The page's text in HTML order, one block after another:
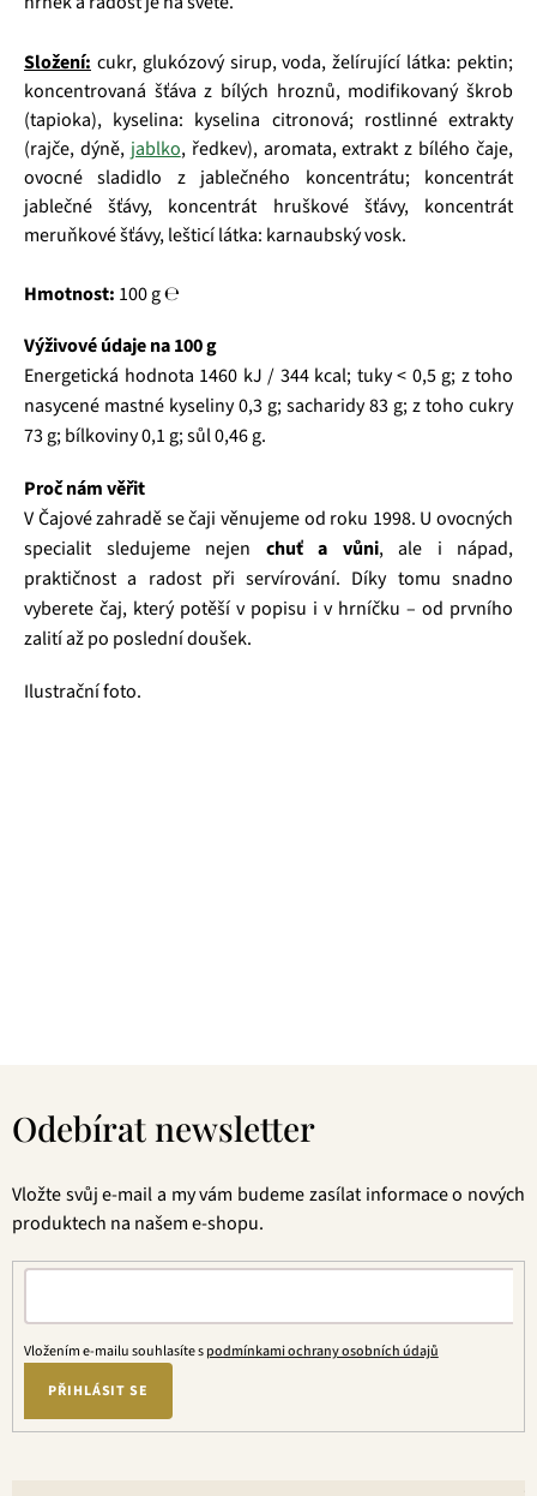
Složení: cukr, glukózový sirup, voda, želírující látka: pektin;
koncentrovaná šťáva z bílých hroznů, modifikovaný škrob
(tapioka), kyselina: kyselina citronová; rostlinné extrakty
(rajče, dýně, jablko, ředkev), aromata, extrakt z bílého čaje,
ovocné sladidlo z jablečného koncentrátu; koncentrát
jablečné šťávy, koncentrát hruškové šťávy, koncentrát
meruňkové šťávy, lešticí látka: karnaubský vosk.
Hmotnost: 100 g ℮
Výživové údaje na 100 g
Energetická hodnota 1460 kJ / 344 kcal; tuky < 0,5 g; z toho
nasycené mastné kyseliny 0,3 g; sacharidy 83 g; z toho cukry
73 g; bílkoviny 0,1 g; sůl 0,46 g.
Proč nám věřit
V Čajové zahradě se čaji věnujeme od roku 1998. U ovocných
specialit sledujeme nejen chuť a vůni, ale i nápad,
praktičnost a radost při servírování. Díky tomu snadno
vyberete čaj, který potěší v popisu i v hrníčku – od prvního
zalití až po poslední doušek.
Ilustrační foto.
Odebírat newsletter
Vložte svůj e-mail a my vám budeme zasílat informace o nových
produktech na našem e-shopu.
Vložením e-mailu souhlasíte spodmínkami ochrany osobních údajů
PŘIHLÁSIT SE